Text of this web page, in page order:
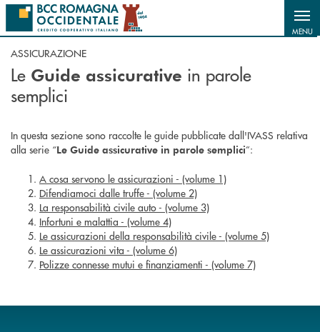
Salta al contenuto principale
MENU
ASSICURAZIONE
Le Guide assicurative in parole
semplici
In questa sezione sono raccolte le guide pubblicate dall'IVASS relativa
alla serie “Le Guide assicurative in parole semplici”:
A cosa servono le assicurazioni - (volume 1)
Difendiamoci dalle truffe - (volume 2)
La responsabilità civile auto - (volume 3)
Infortuni e malattia - (volume 4)
Le assicurazioni della responsabilità civile - (volume 5)
Le assicurazioni vita - (volume 6)
Polizze connesse mutui e finanziamenti - (volume 7)